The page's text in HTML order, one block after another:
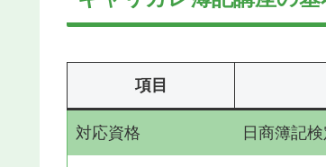
項目
対応資格 日商簿記